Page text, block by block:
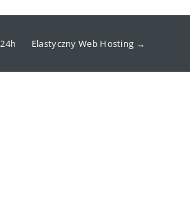
Elastyczny Web Hosting →